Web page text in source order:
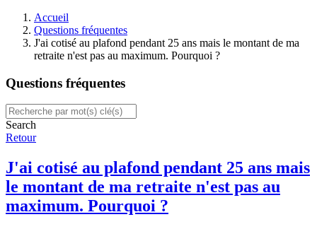
Accueil
Questions fréquentes
J'ai cotisé au plafond pendant 25 ans mais le montant de ma
retraite n'est pas au maximum. Pourquoi ?
Questions fréquentes
Search
Retour
J'ai cotisé au plafond pendant 25 ans mais
le montant de ma retraite n'est pas au
maximum. Pourquoi ?